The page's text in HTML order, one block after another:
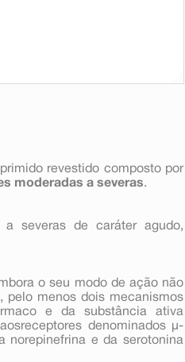
revestido composto por
moderadas a severas.
a severas de caráter agudo,
o seu modo de ação não
pelo menos dois mecanismos
e da substância ativa
denominados µ-
norepinefrina e da serotonina